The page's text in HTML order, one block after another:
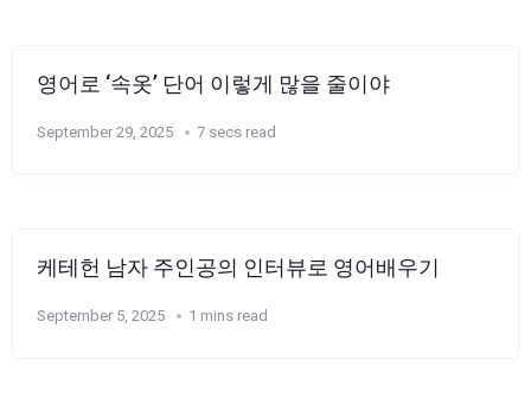
영어로 ‘속옷’ 단어 이렇게 많을 줄이야
September 29, 2025 7 secs read
케테헌 남자 주인공의 인터뷰로 영어배우기
September 5, 2025 1 mins read